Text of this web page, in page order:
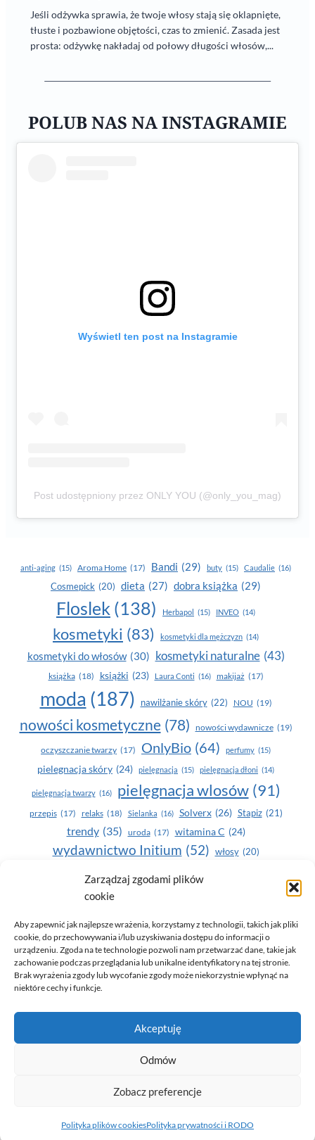
Zarządzaj zgodami plików
cookie
Aby zapewnić jak najlepsze wrażenia, korzystamy z technologii, takich jak pliki
cookie, do przechowywania i/lub uzyskiwania dostępu do informacji o
urządzeniu. Zgoda na te technologie pozwoli nam przetwarzać dane, takie jak
zachowanie podczas przeglądania lub unikalne identyfikatory na tej stronie.
Brak wyrażenia zgody lub wycofanie zgody może niekorzystnie wpłynąć na
niektóre cechy i funkcje.
Akceptuję
Odmów
Zobacz preferencje
Polityka plików cookiesPolityka prywatności i RODO
Jeśli odżywka sprawia, że twoje włosy stają się oklapnięte,
tłuste i pozbawione objętości, czas to zmienić. Zasada jest
prosta: odżywkę nakładaj od połowy długości włosów,...
POLUB NAS NA INSTAGRAMIE
Wyświetl ten post na Instagramie
Post udostępniony przez ONLY YOU (@only_you_mag)
anti-aging (15) Aroma Home (17) Bandi (29) buty (15) Caudalie (16)
Cosmepick (20) dieta (27) dobra książka (29)
Floslek (138) Herbapol (15) INVEO (14)
kosmetyki (83) kosmetyki dla mężczyzn (14)
kosmetyki do włosów (30) kosmetyki naturalne (43)
książka (18) książki (23) Laura Conti (16) makijaż (17)
moda (187) nawilżanie skóry (22) NOU (19)
nowości kosmetyczne (78) nowości wydawnicze (19)
oczyszczanie twarzy (17) OnlyBio (64) perfumy (15)
pielegnacja skóry (24) pielęgnacja (15) pielęgnacja dłoni (14)
pielęgnacja twarzy (16) pielęgnacja wlosów (91)
przepis (17) relaks (18) Sielanka (16) Solverx (26) Stapiz (21)
trendy (35) uroda (17) witamina C (24)
wydawnictwo Initium (52) włosy (20)
Yasumi(164) zdrowe zęby
zdrowie
© 2026 Only You - portal dla kobiet (uroda, moda, zdrowie)
opracowanie:AZDOBRESTRONY
Polityka prywatności i RODO
Polityka plików cookies (EU)